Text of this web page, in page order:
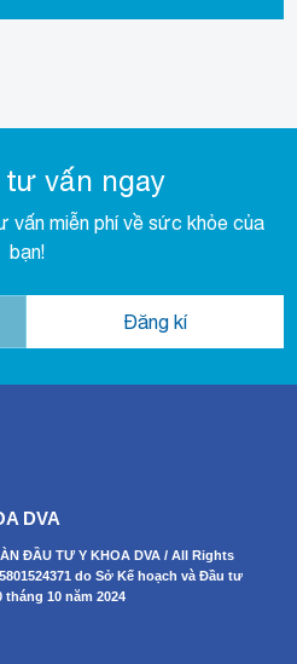
vấn ngay
miễn phí về sức khỏe của
bạn!
DVA
ĐẦU TƯ Y KHOA DVA / All Rights
do Sở Kế hoạch và Đầu tư
10 năm 2024